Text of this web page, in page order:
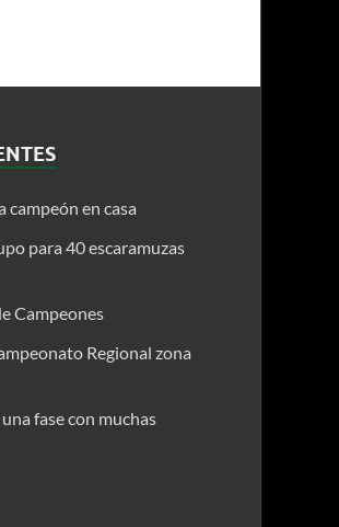
campeón en casa
para 40 escaramuzas
Campeones
Regional zona
fase con muchas